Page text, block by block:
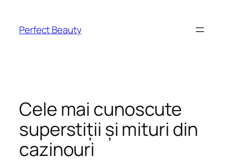
content
Perfect Beauty
Cele mai cunoscute
superstiții și mituri din
cazinouri